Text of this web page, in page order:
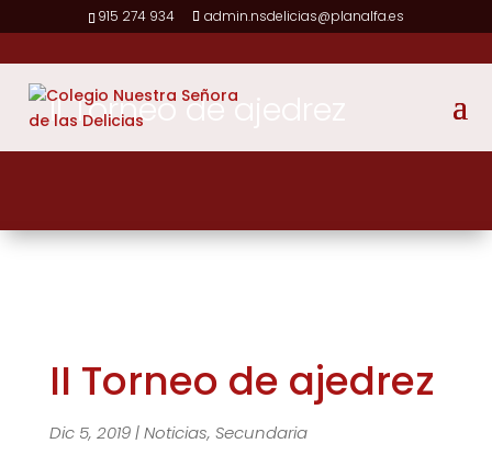
915 274 934 admin.nsdelicias@planalfa.es
II Torneo de ajedrez
II Torneo de ajedrez
Dic 5, 2019|Noticias, Secundaria